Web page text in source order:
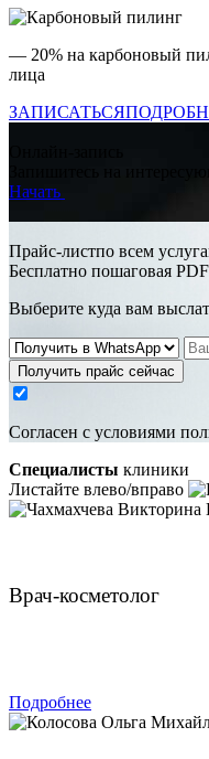
— 20% на карбоновый
лица
ЗАПИСАТЬСЯ
Запишитесь на
Начать
Прайс-листпо всем
Бесплатно пошаговая
Выберите куда вам
Получить прайс сейчас
Cогласен с условиями
Специалисты клиники
Листайте влево/вправо
Врач-косметолог
Подробнее